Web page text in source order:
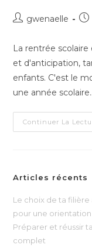
gwenaelle
La rentrée
et d'anticipation,
enfants. C'est le
une année
Continuer La
Articles récents
Le choix de ta
pour une orientation
Préparer et réussir
complet